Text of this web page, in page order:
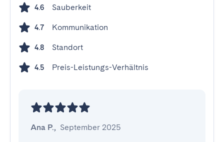
4.6 Sauberkeit
4.7 Kommunikation
4.8 Standort
4.5 Preis-Leistungs-Verhältnis
Ana P., September 2025